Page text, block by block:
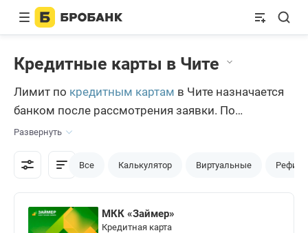
Кредитные карты в Чите
Лимит по кредитным картам в Чите назначается
банком после рассмотрения заявки. По
определенной части предложений читинцы сами
подбирают необходимую сумму заёмных средств,
которые будут размещены на карте. Продукты с
Бробанк.ру.
Развернуть
Все Калькулятор Виртуальные
МКК «Займер»
Кредитная карта